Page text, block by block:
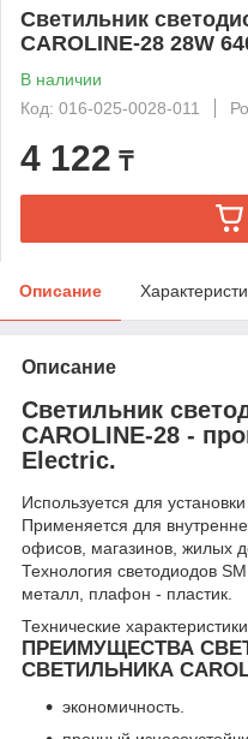
Светильник
CAROLINE-28 28W
В наличии
Код: 016-025-0028-011
4 122 ₸
Описание
Описание
Светильник
CAROLINE-28 -
Electric.
Используется для
Применяется для
офисов, магазинов, жилых
Технология светодиодов
металл, плафон - пластик.
Технические характеристики
ПРЕИМУЩЕСТВА
СВЕТИЛЬНИКА
экономичность.